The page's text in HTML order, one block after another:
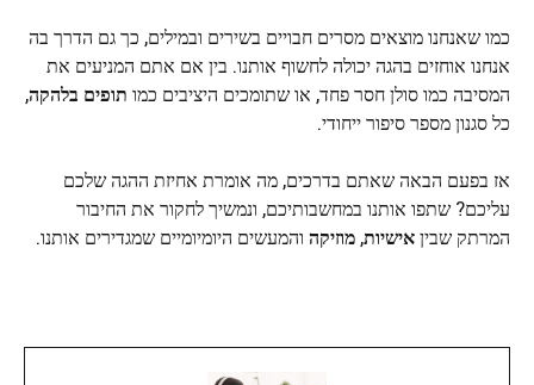
כמו שאנחנו מוצאים מסרים חבויים בשירים ובמילים, כך גם הדרך בה
אנחנו אוחזים בהגה יכולה לחשוף אותנו. בין אם אתם המניעים את
המסיבה כמו סולן חסר פחד, או שתומכים היציבים כמו תופים בלהקה,
כל סגנון מספר סיפור ייחודי.
אז בפעם הבאה שאתם בדרכים, מה אומרת אחיזת ההגה שלכם
עליכם? שתפו אותנו במחשבותיכם, ונמשיך לחקור את החיבור
המרתק שביןאישיות, מוזיקה והמעשים היומיומיים שמגדירים אותנו.